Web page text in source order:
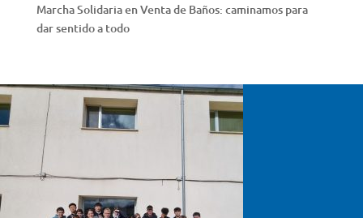
Marcha Solidaria en Venta de Baños: caminamos para
dar sentido a todo